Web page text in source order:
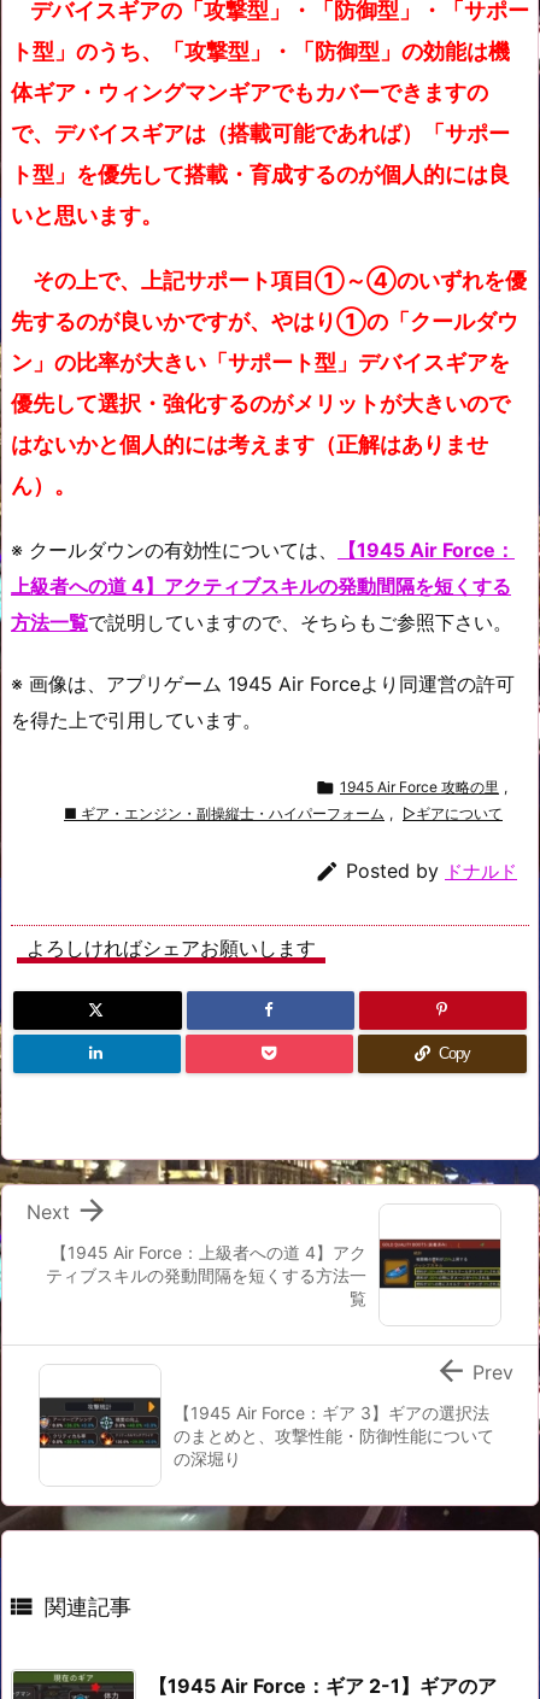
デバイスギアの「攻撃型」・「防御型」・「サポー
ト型」のうち、「攻撃型」・「防御型」の効能は機
体ギア・ウィングマンギアでもカバーできますの
で、 デバイスギアは（搭載可能であれば）「サポー
ト型」を優先して搭載・育成するのが個人的には良
いと思います。
その上で、上記サポート項目①～④のいずれを優
先するのが良いかですが、 やはり①の「クールダウ
ン」の比率が大きい「サポート型」デバイスギアを
優先して選択・強化するのがメリットが大きいので
はないかと個人的には考えます（正解はありませ
ん）。
※ クールダウンの有効性については、
【1945 Air Force：
上級者への道 4】アクティブスキルの発動間隔を短くする
方法一覧で説明していますので、そちらもご参照下さい。
※ 画像は、アプリゲーム 1945 Air Forceより同運営の許可
を得た上で引用しています。
 1945 Air Force 攻略の里 ,
■ ギア・エンジン・副操縦士・ハイパーフォーム , ▷ギアについて
 Posted by ドナルド
よろしければシェアお願いします
Copy
【1945 Air Force：上級者への道 4】アク
ティブスキルの発動間隔を短くする方法一
覧

Next
【1945 Air Force：ギア 3】ギアの選択法
のまとめと、攻撃性能・防御性能について
の深堀り
 Prev
 関連記事
【1945 Air Force：ギア 2-1】ギアのア